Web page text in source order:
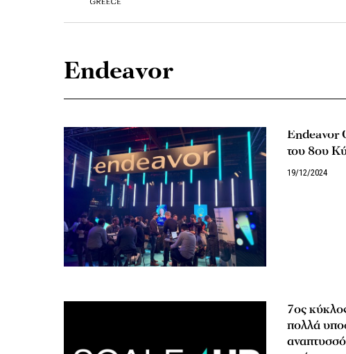
Endeavor
Endeavor
του 8ου
19/12/2024
7ος
πολλά